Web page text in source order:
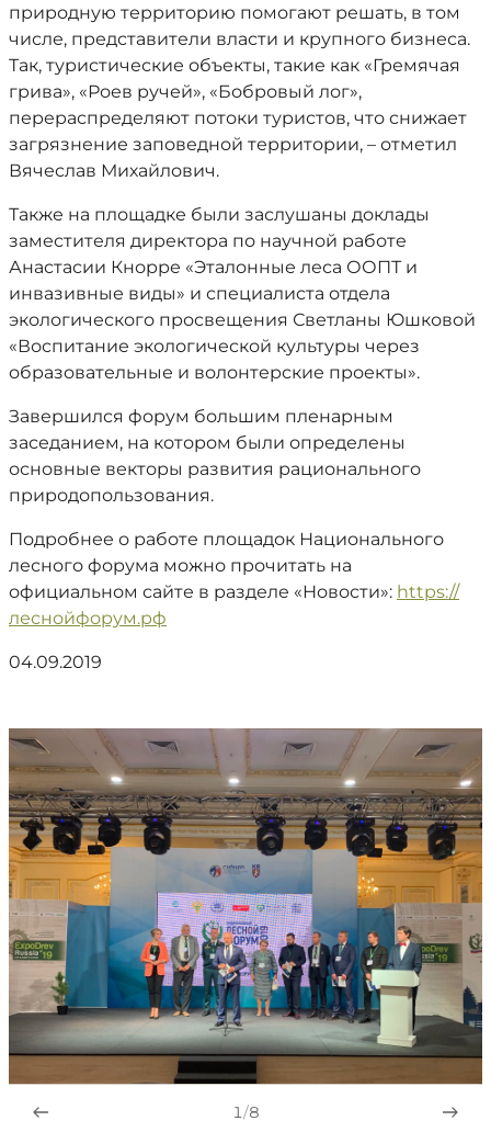
природную территорию помогают решать, в том
числе, представители власти и крупного бизнеса.
Так, туристические объекты, такие как «Гремячая
грива», «Роев ручей», «Бобровый лог»,
перераспределяют потоки туристов, что снижает
загрязнение заповедной территории, – отметил
Вячеслав Михайлович.
Также на площадке были заслушаны доклады
заместителя директора по научной работе
Анастасии Кнорре «Эталонные леса ООПТ и
инвазивные виды» и специалиста отдела
экологического просвещения Светланы Юшковой
«Воспитание экологической культуры через
образовательные и волонтерские проекты».
Завершился форум большим пленарным
заседанием, на котором были определены
основные векторы развития рационального
природопользования.
Подробнее о работе площадок Национального
лесного форума можно прочитать на
официальном сайте в разделе «Новости»: https://
леснойфорум.рф
04.09.2019
1/8